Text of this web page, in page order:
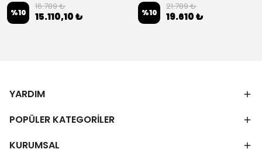
%10
16.789 ₺
15.110,10 ₺ %10
21.789 ₺
19.610 ₺
YARDIM
POPÜLER KATEGORİLER
KURUMSAL